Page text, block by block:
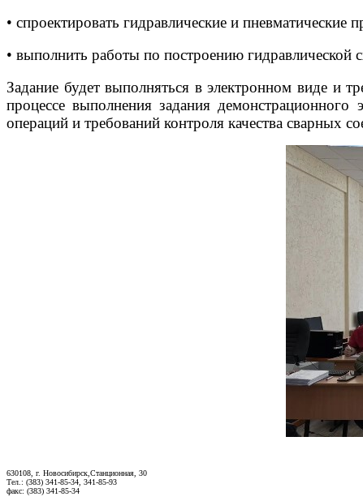
• спроектировать гидравлические и пневматические
• выполнить работы по построению гидравлической
Задание будет выполняться в электронном виде и
процессе выполнения задания
операций и требований контроля качества сварных
630108, г. Новосибирск,Станционная, 30
Тел.: (383) 341-85-34, 341-85-93
факс: (383) 341-85-34